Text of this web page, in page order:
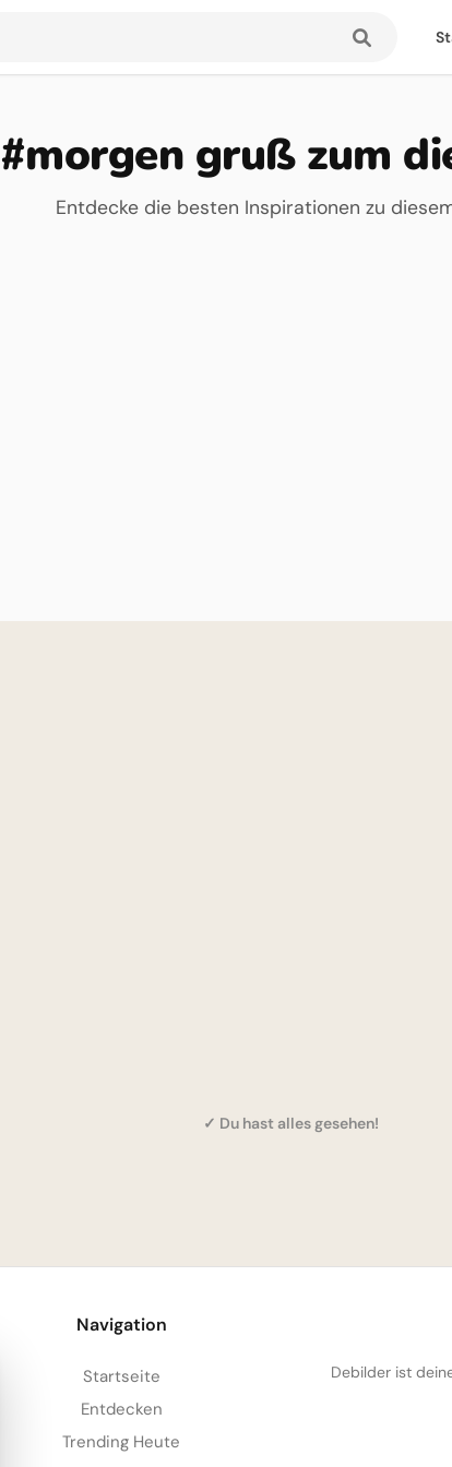
#morgen gruß zum
Entdecke die besten Inspirationen zu
✓ Du hast alles gesehen!
Navigation
Startseite
Entdecken
Trending Heute
Debilder ist